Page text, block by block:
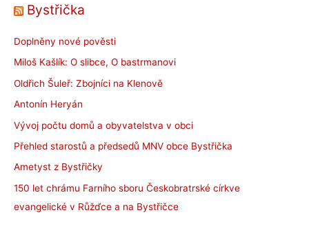
Bystřička
Doplněny nové pověsti
Miloš Kašlík: O slibce, O bastrmanovi
Oldřich Šuleř: Zbojníci na Klenově
Antonín Heryán
Vývoj počtu domů a obyvatelstva v obci
Přehled starostů a předsedů MNV obce Bystřička
Ametyst z Bystřičky
150 let chrámu Farního sboru Českobratrské církve
evangelické v Růžďce a na Bystřičce